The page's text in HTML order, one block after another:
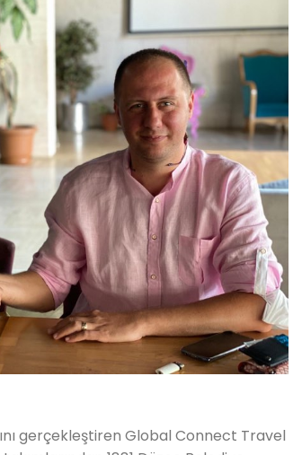
gerçekleştiren Global Connect Travel